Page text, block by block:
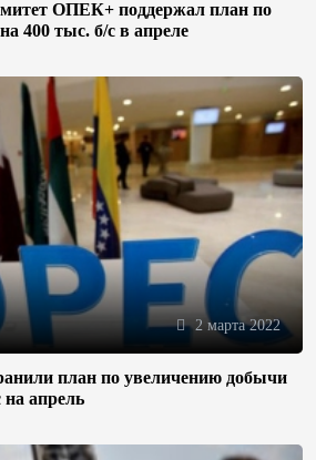
ОПЕК+ поддержал план по
400 тыс. б/с в апреле
2 марта 2022
план по увеличению добычи
на апрель